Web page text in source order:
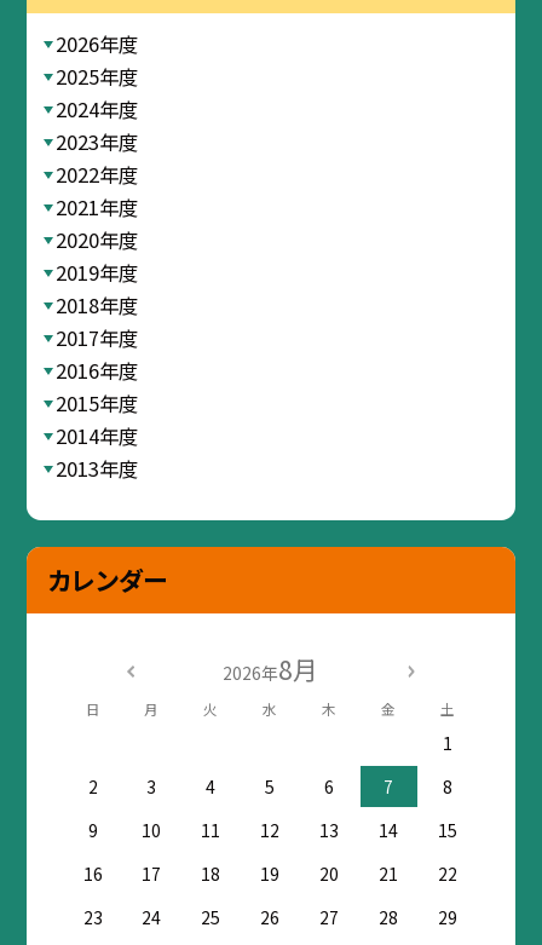
2026年度
2025年度
2024年度
2023年度
2022年度
2021年度
2020年度
2019年度
2018年度
2017年度
2016年度
2015年度
2014年度
2013年度
カレンダー
2026年8月
日 月 火 水 木 金 土
1
2
3 4 5 6 7
8
9
10 11 12 13 14
15
16
17 18 19 20 21
22
23
24 25 26 27 28
29